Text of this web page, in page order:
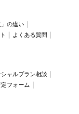
」の違い
よくある質問
ャルプラン相談
フォーム